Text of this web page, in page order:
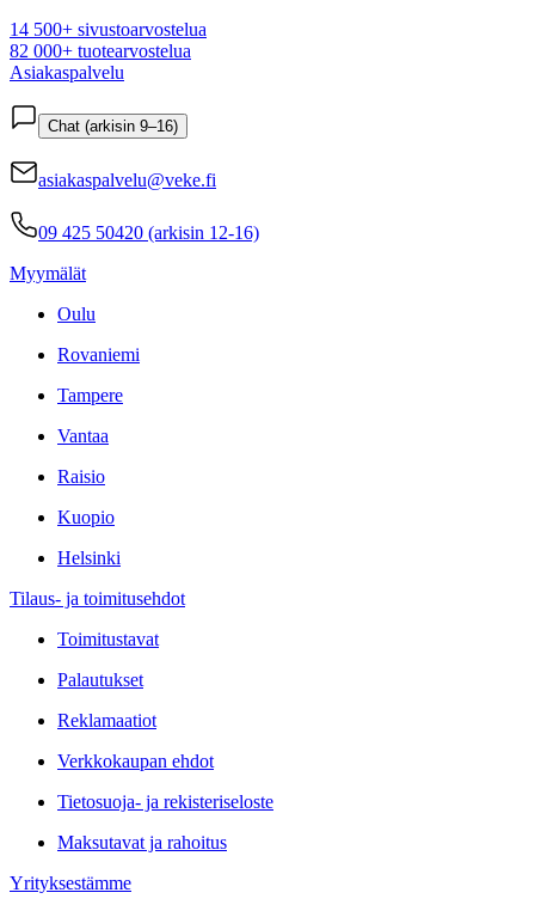
14 500+ sivustoarvostelua
82 000+ tuotearvostelua
Asiakaspalvelu
Chat (arkisin 9–16)
asiakaspalvelu@veke.fi
09 425 50420 (arkisin 12-16)
Myymälät
Oulu
Rovaniemi
Tampere
Vantaa
Raisio
Kuopio
Helsinki
Tilaus- ja toimitusehdot
Toimitustavat
Palautukset
Reklamaatiot
Verkkokaupan ehdot
Tietosuoja- ja rekisteriseloste
Maksutavat ja rahoitus
Yrityksestämme